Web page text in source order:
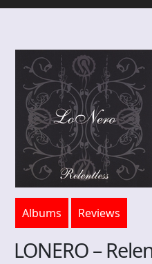
Albums Reviews
LONERO –